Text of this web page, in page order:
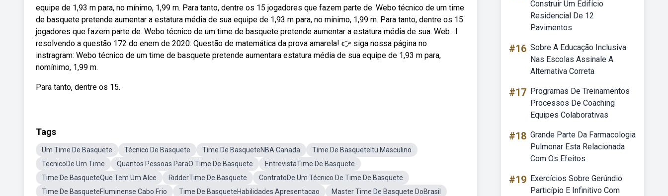
equipe de 1,93 m para, no mínimo, 1,99 m. Para tanto, dentre os 15 jogadores que fazem parte de. Webo técnico de um time
de basquete pretende aumentar a estatura média de sua equipe de 1,93 m para, no mínimo, 1,99 m. Para tanto, dentre os 15
jogadores que fazem parte de. Webo técnico de um time de basquete pretende aumentar a estatura média de sua. Web📐
resolvendo a questão 172 do enem de 2020: Questão de matemática da prova amarela! 👉 siga nossa página no
instragram: Webo técnico de um time de basquete pretende aumentara estatura média de sua equipe de 1,93 m para,
nomínimo, 1,99 m.
Para tanto, dentre os 15.
Tags
Um Time De Basquete Técnico De Basquete Time De BasqueteNBA Canada
Time De BasqueteItu Masculino
TecnicoDe Um Time
Quantos Pessoas ParaO Time De Basquete
EntrevistaTime De Basquete
Time De BasqueteQue Tem Um Alce
RidderTime De Basquete
ContratoDe Um Técnico De Time De Basquete
Time De BasqueteFluminense Cabo Frio
Time De BasqueteHabilidades Apresentacao
Master Time De Basquete DoBrasil
Construir Um Edifício
Residencial De 12
Pavimentos
#16 Sobre A Educação Inclusiva
Nas Escolas Assinale A
Alternativa Correta
#17 Programas De Treinamentos
Processos De Coaching
Equipes Colaborativas
#18 Grande Parte Da Farmacologia
Pulmonar Esta Relacionada
Com Os Efeitos
#19 Exercícios Sobre Gerúndio
Particípio E Infinitivo Com